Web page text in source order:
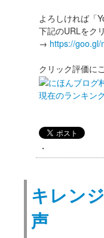
よろしければ「
下記のURLをク
→ https://goo.gl/
クリック評価に
現在のランキン
・
キレン
声